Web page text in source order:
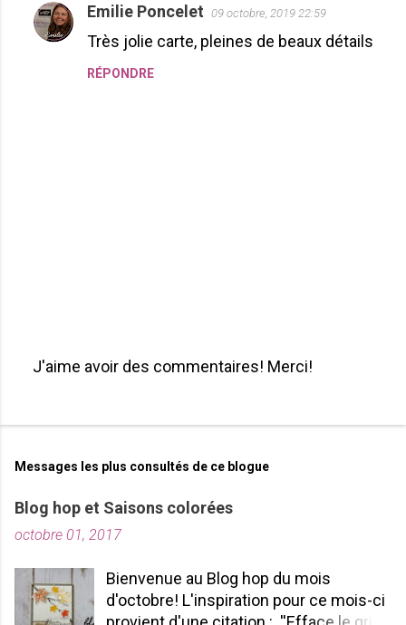
Emilie Poncelet 09 octobre, 2019 22:59
Très jolie carte, pleines de beaux détails
RÉPONDRE
b
i
r
u
n
o
m
m
J'aime avoir des commentaires! Merci!
Messages les plus consultés de ce blogue
Blog hop et Saisons colorées
octobre 01, 2017
Bienvenue au Blog hop du mois
d'octobre! L'inspiration pour ce mois-ci